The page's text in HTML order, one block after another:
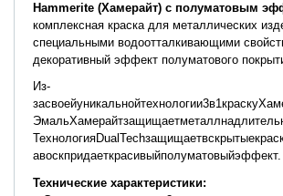
Hammerite (Хамерайт) с полуматовым
комплексная краска для металлических
специальными водоотталкивающими
декоративный эффект полуматового
Из-
авоскпридаеткрасивыйполуматовыйэффект.
Технические характеристики: